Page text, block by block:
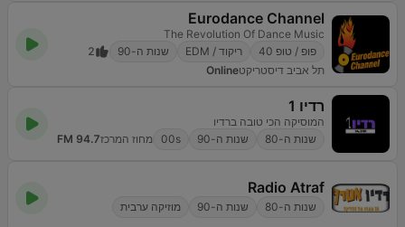
Eurodance Channel
The Revolution Of Dance Music
פופ / טופ 40
ריקוד / EDM שנות ה-90
2
תל אביב דיסטריקטOnline
רדיו 1
המוסיקה הכי טובה ברדיו
שנות ה-80
שנות ה-90 00s מחוז המרכז94.7 FM
Radio Atraf
שנות ה-80 שנות ה-90 מוזיקה ערבית